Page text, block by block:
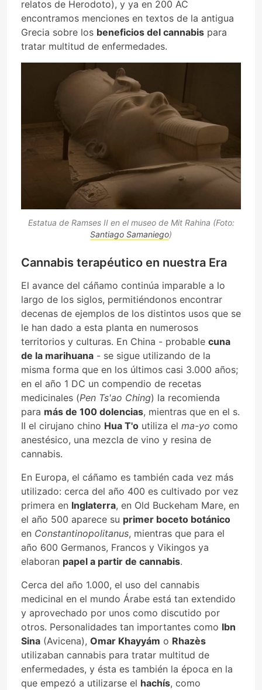
relatos de Herodoto), y ya en 200 AC
encontramos menciones en textos de la antigua
Grecia sobre los beneficios del cannabis para
tratar multitud de enfermedades.
Estatua de Ramses II en el museo de Mit Rahina (Foto:
Santiago Samaniego)
Cannabis terapéutico en nuestra Era
El avance del cáñamo continúa imparable a lo
largo de los siglos, permitiéndonos encontrar
decenas de ejemplos de los distintos usos que se
le han dado a esta planta en numerosos
territorios y culturas. En China - probable cuna
de la marihuana - se sigue utilizando de la
misma forma que en los últimos casi 3.000 años;
en el año 1 DC un compendio de recetas
medicinales (Pen Ts'ao Ching) la recomienda
para más de 100 dolencias, mientras que en el s.
II el cirujano chino Hua T'o utiliza el ma-yo como
anestésico, una mezcla de vino y resina de
cannabis.
En Europa, el cáñamo es también cada vez más
utilizado: cerca del año 400 es cultivado por vez
primera en Inglaterra, en Old Buckeham Mare, en
el año 500 aparece su primer boceto botánico
en Constantinopolitanus, mientras que para el
año 600 Germanos, Francos y Vikingos ya
elaboran papel a partir de cannabis.
Cerca del año 1.000, el uso del cannabis
medicinal en el mundo Árabe está tan extendido
y aprovechado por unos como discutido por
otros. Personalidades tan importantes como Ibn
Sina (Avicena), Omar Khayyám o Rhazès
utilizaban cannabis para tratar multitud de
enfermedades, y ésta es también la época en la
que empezó a utilizarse el hachís, como